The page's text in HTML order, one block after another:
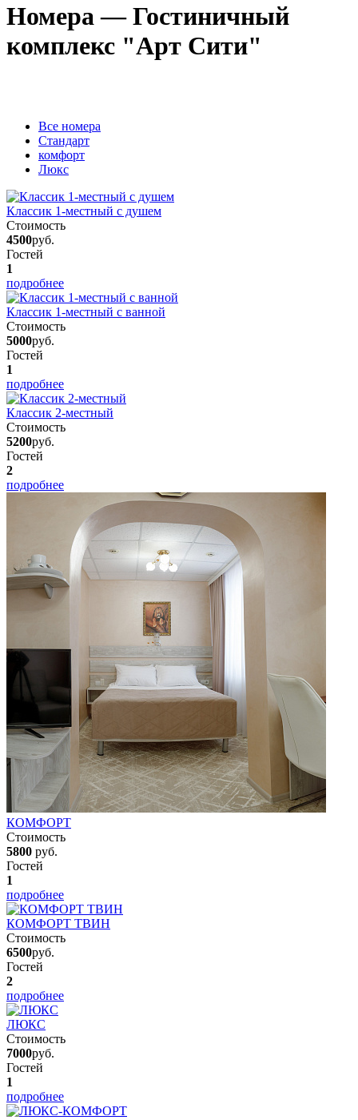
Номера — Гостиничный
комплекс "Арт Сити"
Вcе номера
Стандарт
комфорт
Люкс
Классик 1-местный с душем
Стоимость
4500руб.
Гостей
1
подробнее
Классик 1-местный с ванной
Стоимость
5000руб.
Гостей
1
подробнее
Классик 2-местный
Стоимость
5200руб.
Гостей
2
подробнее
КОМФОРТ
Стоимость
5800 руб.
Гостей
1
подробнее
КОМФОРТ ТВИН
Стоимость
6500руб.
Гостей
2
подробнее
ЛЮКС
Стоимость
7000руб.
Гостей
1
подробнее